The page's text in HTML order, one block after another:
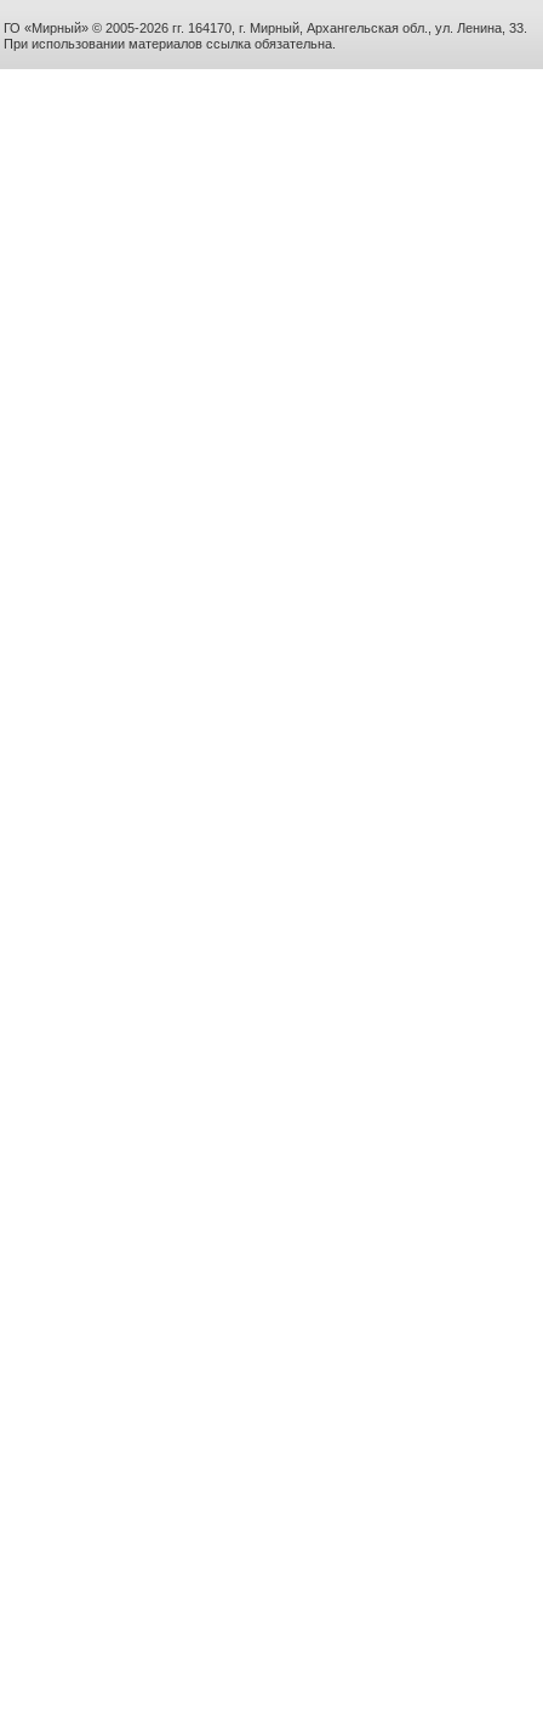
ГО «Мирный» © 2005-2026 гг. 164170, г. Мирный, Архангельская обл., ул. Ленина, 33.
При использовании материалов ссылка обязательна.